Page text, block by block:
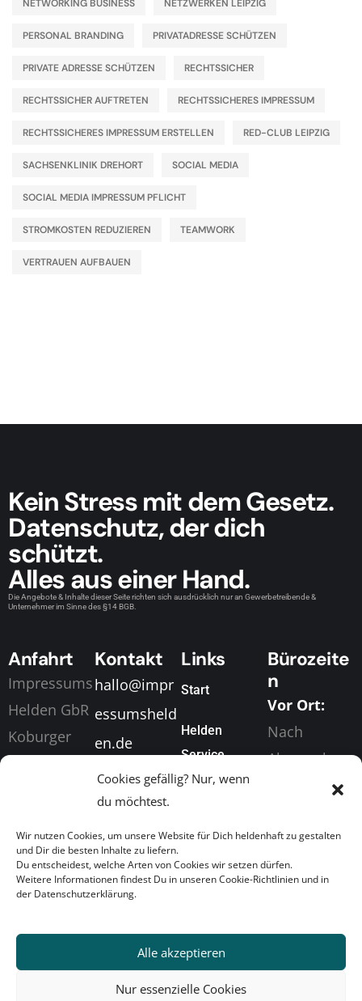
Cookies gefällig? Nur, wenn
du möchtest.
Wir nutzen Cookies, um unsere Website für Dich heldenhaft zu gestalten
und Dir die besten Inhalte zu liefern.
Du entscheidest, welche Arten von Cookies wir setzen dürfen.
Weitere Informationen findest Du in unseren Cookie-Richtlinien und in
der Datenschutzerklärung.
Alle akzeptieren
Nur essenzielle Cookies
NETWORKING BUSINESS NETZWERKEN LEIPZIG
PERSONAL BRANDING PRIVATADRESSE SCHÜTZEN
PRIVATE ADRESSE SCHÜTZEN RECHTSSICHER
RECHTSSICHER AUFTRETEN RECHTSSICHERES IMPRESSUM
RECHTSSICHERES IMPRESSUM ERSTELLEN RED-CLUB LEIPZIG
SACHSENKLINIK DREHORT SOCIAL MEDIA
SOCIAL MEDIA IMPRESSUM PFLICHT
STROMKOSTEN REDUZIEREN TEAMWORK
VERTRAUEN AUFBAUEN
Kein Stress mit dem Gesetz.
Datenschutz, der dich
schützt.
Alles aus einer Hand.
Die Angebote & Inhalte dieser Seite richten sich ausdrücklich nur an Gewerbetreibende &
Unternehmer im Sinne des §14 BGB.
Anfahrt
Impressums
Helden GbR
Koburger
Kontakt
hallo@impr
essumsheld
en.de
+49 (0) 155
63049873
Links
Start
Helden
Service
News
Heldenkonta
Bürozeite
n
Vor Ort:
Nach
Absprache
:
Mo. bis Fr.